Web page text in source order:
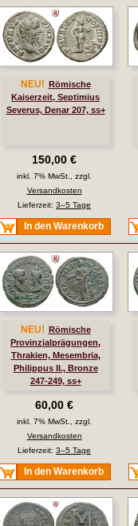
NEU!
Römische
Kaiserzeit, Septimius
Severus, Denar 207, ss+
150,00 €
inkl. 7% MwSt., zzgl.
Versandkosten
Lieferzeit: 3–5 Tage
In den Warenkorb
NEU!
Römische
Provinzialprägungen,
Thrakien, Mesembria,
Philippus II., Bronze
247-249, ss+
60,00 €
inkl. 7% MwSt., zzgl.
Versandkosten
Lieferzeit: 3–5 Tage
In den Warenkorb